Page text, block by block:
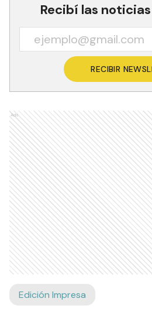
Recibí las
RECIBIR
Ads
Edición Impresa